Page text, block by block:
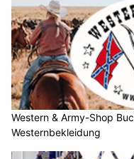
Western & Army-Shop
Westernbekleidung